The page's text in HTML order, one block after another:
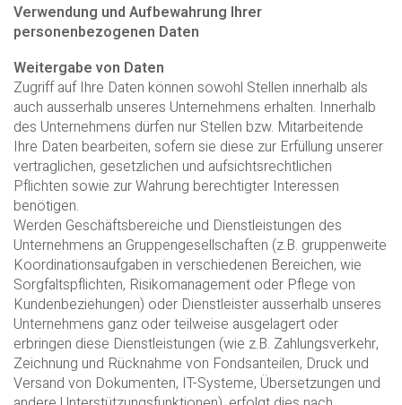
Verwendung und Aufbewahrung Ihrer
personenbezogenen Daten
Weitergabe von Daten
Zugriff auf Ihre Daten können sowohl Stellen innerhalb als
auch ausserhalb unseres Unternehmens erhalten. Innerhalb
des Unternehmens dürfen nur Stellen bzw. Mitarbeitende
Ihre Daten bearbeiten, sofern sie diese zur Erfüllung unserer
vertraglichen, gesetzlichen und aufsichtsrechtlichen
Pflichten sowie zur Wahrung berechtigter Interessen
benötigen.
Werden Geschäftsbereiche und Dienstleistungen des
Unternehmens an Gruppengesellschaften (z.B. gruppenweite
Koordinationsaufgaben in verschiedenen Bereichen, wie
Sorgfaltspflichten, Risikomanagement oder Pflege von
Kundenbeziehungen) oder Dienstleister ausserhalb unseres
Unternehmens ganz oder teilweise ausgelagert oder
erbringen diese Dienstleistungen (wie z.B. Zahlungsverkehr,
Zeichnung und Rücknahme von Fondsanteilen, Druck und
Versand von Dokumenten, IT-Systeme, Übersetzungen und